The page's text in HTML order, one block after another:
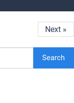
Next »
Search